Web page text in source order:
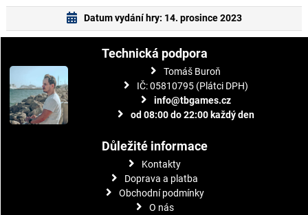
Datum vydání hry: 14. prosince 2023
Technická podpora
Tomáš Buroň
IČ: 05810795 (Plátci DPH)
info@tbgames.cz
od 08:00 do 22:00 každý den
Důležité informace
Kontakty
Doprava a platba
Obchodní podmínky
O nás